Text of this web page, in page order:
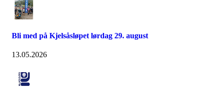
Bli med på Kjelsåsløpet lørdag 29. august
13.05.2026